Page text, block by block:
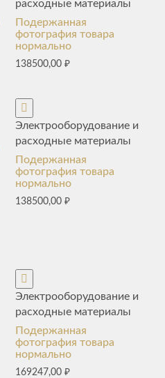
расходные материалы
Подержанная
фотография товара
нормально
138500,00₽
Электрооборудование и
расходные материалы
Подержанная
фотография товара
нормально
138500,00₽
Электрооборудование и
расходные материалы
Подержанная
фотография товара
нормально
169247,00₽